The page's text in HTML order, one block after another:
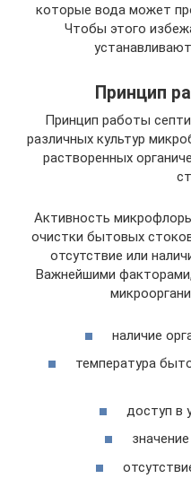
которые вода может
Чтобы этого
Принцип
Принцип работы
различных культур
растворенных
Активность
очистки бытовых
отсутствие или
Важнейшими
наличие
температура
доступ в